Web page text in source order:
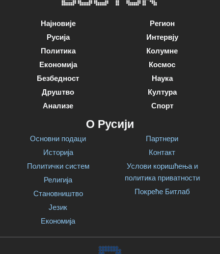
Најновије
Русија
Политика
Економија
Безбедност
Друштво
Анализе
Регион
Интервју
Колумне
Космос
Наука
Култура
Спорт
О Русији
Основни подаци
Историја
Политички систем
Религија
Становништво
Језик
Економија
Партнери
Контакт
Услови коришћења и
политика приватности
Покреће Битлаб